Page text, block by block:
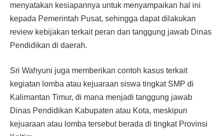
menyatakan kesiapannya untuk menyampaikan hal ini
kepada Pemerintah Pusat, sehingga dapat dilakukan
review kebijakan terkait peran dan tanggung jawab Dinas
Pendidikan di daerah.
Sri Wahyuni juga memberikan contoh kasus terkait
kegiatan lomba atau kejuaraan siswa tingkat SMP di
Kalimantan Timur, di mana menjadi tanggung jawab
Dinas Pendidikan Kabupaten atau Kota, meskipun
kejuaraan atau lomba tersebut berada di tingkat Provinsi